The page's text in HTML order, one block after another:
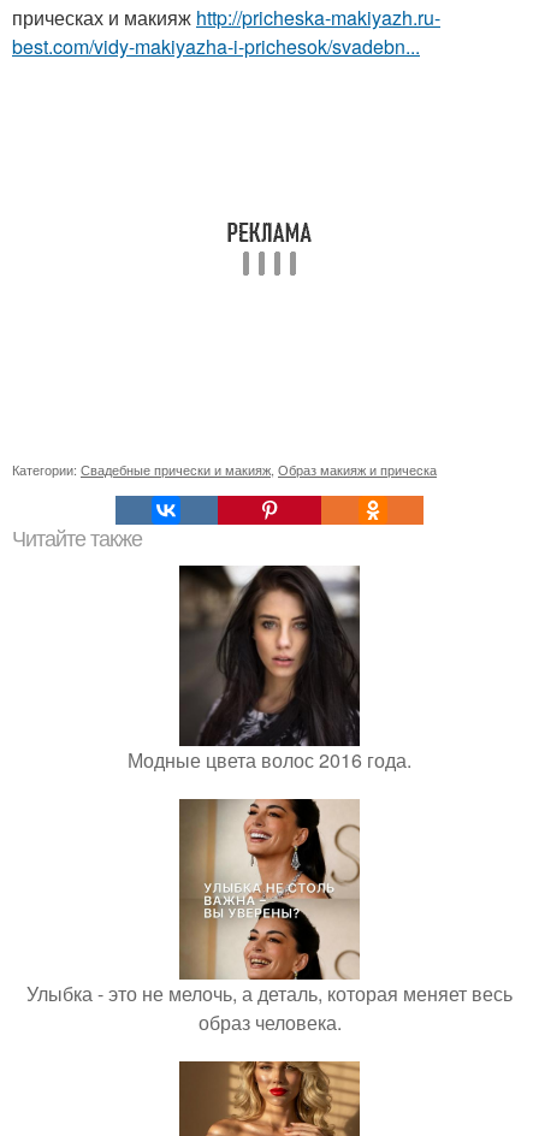
прическах и макияж http://pricheska-makiyazh.ru-
best.com/vidy-makiyazha-i-prichesok/svadebn...
Категории: Свадебные прически и макияж Образ макияж и прическа
Читайте также
Модные цвета волос 2016 года.
Улыбка - это не мелочь, а деталь, которая меняет весь
образ человека.